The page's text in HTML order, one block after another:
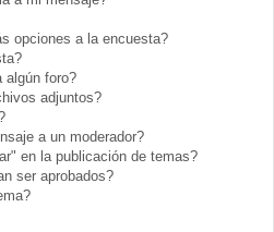
opciones a la encuesta?
algún foro?
adjuntos?
a un moderador?
en la publicación de temas?
ser aprobados?